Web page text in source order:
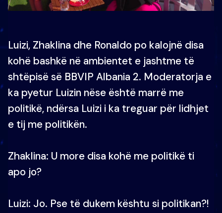
Luizi, Zhaklina dhe Ronaldo po kalojnë disa
kohë bashkë në ambientet e jashtme të
shtëpisë së BBVIP Albania 2. Moderatorja e
ka pyetur Luizin nëse është marrë me
politikë, ndërsa Luizi i ka treguar për lidhjet
e tij me politikën.
Zhaklina: U more disa kohë me politikë ti
apo jo?
Luizi: Jo. Pse të dukem kështu si politikan?!